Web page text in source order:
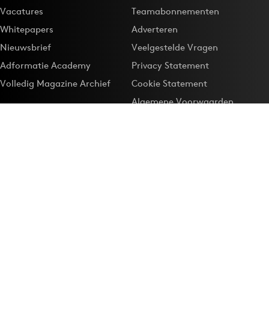
Vacatures
Whitepapers
Nieuwsbrief
Adformatie Academy
Volledig Magazine Archief
Teamabonnementen
Adverteren
Veelgestelde Vragen
Privacy Statement
Cookie Statement
Algemene Voorwaarden